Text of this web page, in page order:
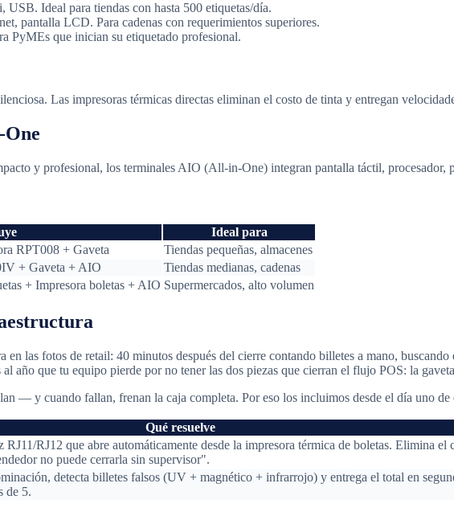
USB. Ideal para tiendas con hasta 500 etiquetas/día.
pantalla LCD. Para cadenas con requerimientos superiores.
PyMEs que inician su etiquetado profesional.
Las impresoras térmicas directas eliminan el costo de tinta y entregan
y profesional, los terminales AIO (All-in-One) integran pantalla táctil, procesador,
Ideal para
RPT008 + Gaveta
Tiendas pequeñas, almacenes
+ Gaveta + AIO
Tiendas medianas, cadenas
+ Impresora boletas + AIO Supermercados, alto volumen
en las fotos de retail: 40 minutos después del cierre contando billetes a mano,
año que tu equipo pierde por no tener las dos piezas que cierran el flujo POS: la
— y cuando fallan, frenan la caja completa. Por eso los incluimos desde el día uno de
Qué resuelve
RJ12 que abre automáticamente desde la impresora térmica de boletas. Elimina el
no puede cerrarla sin supervisor".
detecta billetes falsos (UV + magnético + infrarrojo) y entrega el total en
de 5.